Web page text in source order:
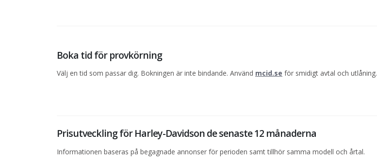
Boka tid för provkörning
Välj en tid som passar dig. Bokningen är inte bindande. Använd mcid.se för smidigt avtal och utlåning.
Prisutveckling för Harley-Davidson de senaste 12 månaderna
Informationen baseras på begagnade annonser för perioden samt tillhör samma modell och årtal.